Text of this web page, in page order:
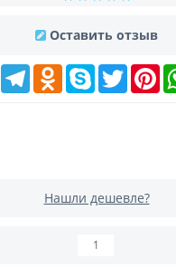
Оставить отзыв
FacebookTelegramOdnoklassniki
Skype Twitter
Нашли дешевле?